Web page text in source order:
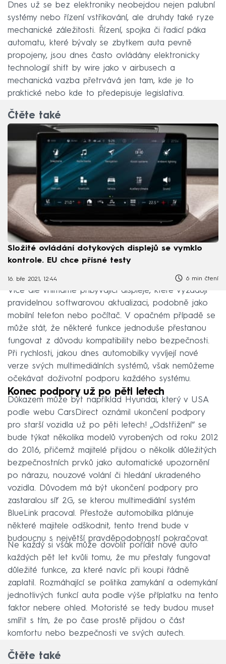
Dnes už se bez elektroniky neobejdou nejen palubní
systémy nebo řízení vstřikování, ale druhdy také ryze
mechanické záležitosti. Řízení, spojka či řadicí páka
automatu, které bývaly se zbytkem auta pevně
propojeny, jsou dnes často ovládány elektronicky
technologií shift by wire jako v airbusech a
mechanická vazba přetrvává jen tam, kde je to
praktické nebo kde to předepisuje legislativa.
Čtěte také
Složité ovládání dotykových displejů se vymklo
kontrole. EU chce přísné testy
16. bře 2021, 12:44 6 min čtení
Více ale vnímáme přibývající displeje, které vyžadují
pravidelnou softwarovou aktualizaci, podobně jako
mobilní telefon nebo počítač. V opačném případě se
může stát, že některé funkce jednoduše přestanou
fungovat z důvodu kompatibility nebo bezpečnosti.
Při rychlosti, jakou dnes automobilky vyvíjejí nové
verze svých multimediálních systémů, však nemůžeme
očekávat doživotní podporu každého systému.
Konec podpory už po pěti letech
Důkazem může být například Hyundai, který v USA
podle webu CarsDirect oznámil ukončení podpory
pro starší vozidla už po pěti letech! „Odstřižení“ se
bude týkat několika modelů vyrobených od roku 2012
do 2016, přičemž majitelé přijdou o několik důležitých
bezpečnostních prvků jako automatické upozornění
po nárazu, nouzové volání či hledání ukradeného
vozidla. Důvodem má být ukončení podpory pro
zastaralou síť 2G, se kterou multimediální systém
BlueLink pracoval. Přestože automobilka plánuje
některé majitele odškodnit, tento trend bude v
budoucnu s největší pravděpodobností pokračovat.
Ne každý si však může dovolit pořídit nové auto
každých pět let kvůli tomu, že mu přestaly fungovat
důležité funkce, za které navíc při koupi řádně
zaplatil. Rozmáhající se politika zamykání a odemykání
jednotlivých funkcí auta podle výše příplatku na tento
faktor nebere ohled. Motoristé se tedy budou muset
smířit s tím, že po čase prostě přijdou o část
komfortu nebo bezpečnosti ve svých autech.
Čtěte také